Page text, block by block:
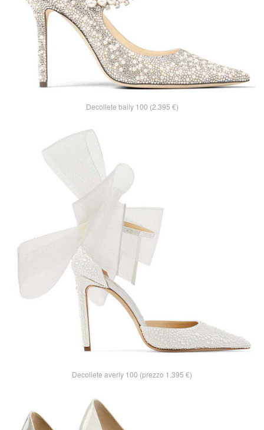
Decollete baily 100 (2.395 €)
Decollete averly 100 (prezzo 1.395 €)